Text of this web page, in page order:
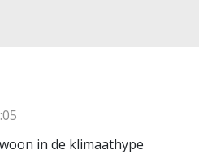
in de klimaathype